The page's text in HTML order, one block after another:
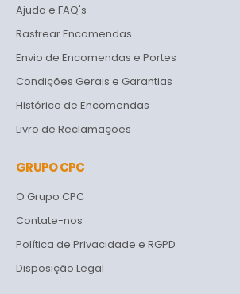
Ajuda e FAQ's
Rastrear Encomendas
Envio de Encomendas e Portes
Condições Gerais e Garantias
Histórico de Encomendas
Livro de Reclamações
GRUPO CPC
O Grupo CPC
Contate-nos
Política de Privacidade e RGPD
Disposição Legal